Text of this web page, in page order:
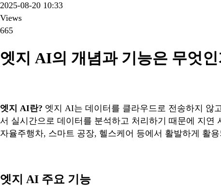
2025-08-20 10:33
Views
665
엣지 AI의 개념과 기능은 무엇인
엣지 AI란? 엣지 AI는 데이터를 클라우드로 전송하지 않
서 실시간으로 데이터를 분석하고 처리하기 때문에 지연
자율주행차, 스마트 공장, 헬스케어 등에서 활발하게 활
엣지 AI 주요 기능